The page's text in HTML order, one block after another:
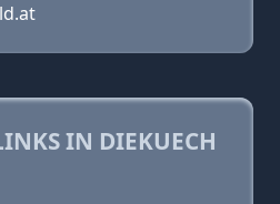
IN DIEKUECH